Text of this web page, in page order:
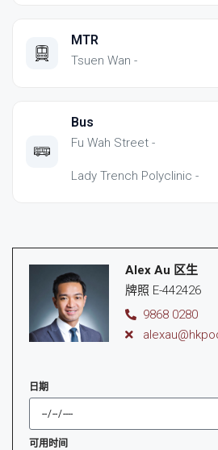
MTR
Tsuen Wan -
Bus
Fu Wah Street -
Lady Trench Polyclinic -
Alex Au 区生
牌照 E-442426
9868 0280
日期
可用时间